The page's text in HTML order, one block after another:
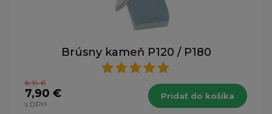
Brúsny kameň P120 / P180
8,19 €
7,90 €
s DPH
Pridať do košíka